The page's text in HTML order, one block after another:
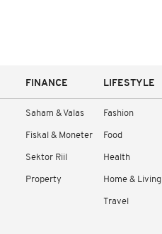
FINANCE
Saham & Valas
Fiskal & Moneter
Sektor Riil
Property
LIFESTYLE
Fashion
Food
Health
Home & Living
Travel